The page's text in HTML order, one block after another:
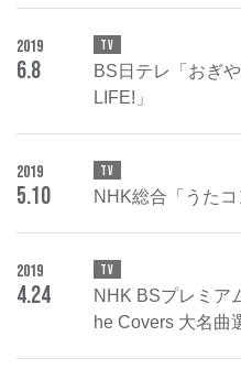
2019
6.8
TV
BS日テレ「おぎ
LIFE!」
2019
5.10
TV
NHK総合「うたコ
2019
4.24
TV
NHK BSプレミア
he Covers 大名曲